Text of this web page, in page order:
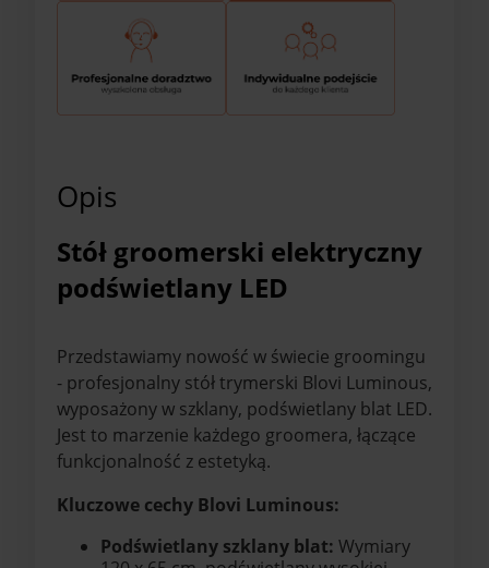
Opis
Stół groomerski elektryczny
podświetlany LED
Przedstawiamy nowość w świecie groomingu
- profesjonalny stół trymerski Blovi Luminous,
wyposażony w szklany, podświetlany blat LED.
Jest to marzenie każdego groomera, łączące
funkcjonalność z estetyką.
Kluczowe cechy Blovi Luminous:
Podświetlany szklany blat: Wymiary